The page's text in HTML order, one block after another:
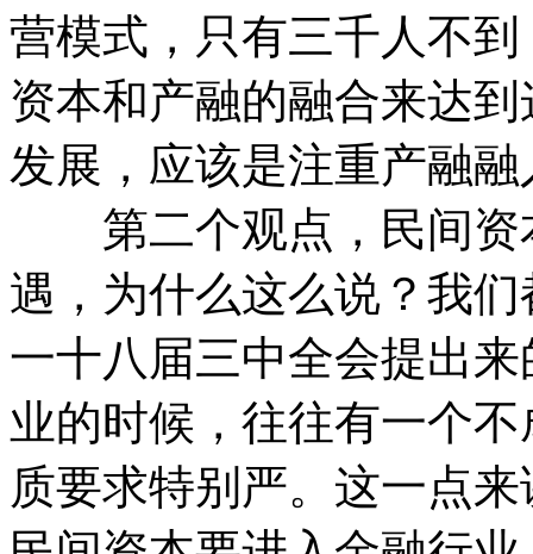
营模式，只有三千人不
资本和产融的融合来达
发展，应该是注重产融融
第二个观点，民间资
遇，为什么这么说？我
一十八届三中全会提出
业的时候，往往有一个
质要求特别严。这一点